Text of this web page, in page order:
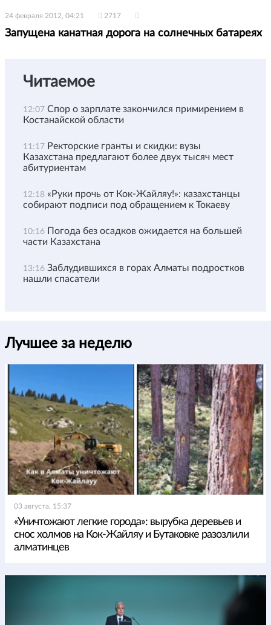
24 февраля 2012, 04:21 2717
Запущена канатная дорога на солнечных батареях
Читаемое
12:07 Спор о зарплате закончился примирением в
Костанайской области
11:17 Ректорские гранты и скидки: вузы
Казахстана предлагают более двух тысяч мест
абитуриентам
12:18 «Руки прочь от Кок-Жайляу!»: казахстанцы
собирают подписи под обращением к Токаеву
10:16 Погода без осадков ожидается на большей
части Казахстана
13:16 Заблудившихся в горах Алматы подростков
нашли спасатели
Лучшее за неделю
03 августа, 15:37
«Уничтожают легкие города»: вырубка деревьев и
снос холмов на Кок-Жайляу и Бутаковке разозлили
алматинцев